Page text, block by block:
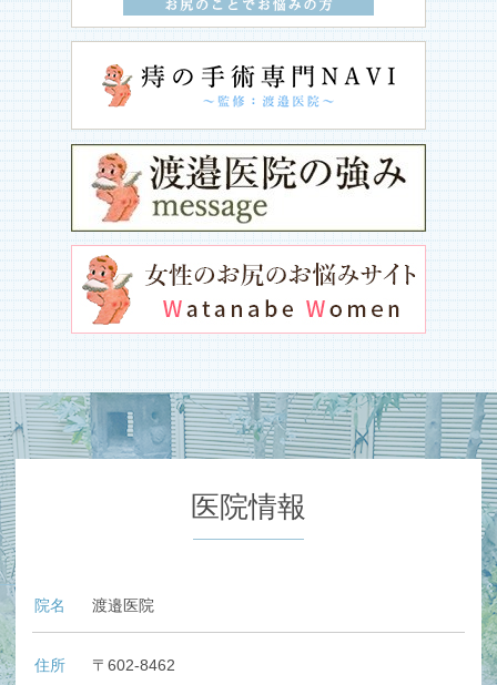
医院情報
院名 渡邉医院
住所
〒602-8462